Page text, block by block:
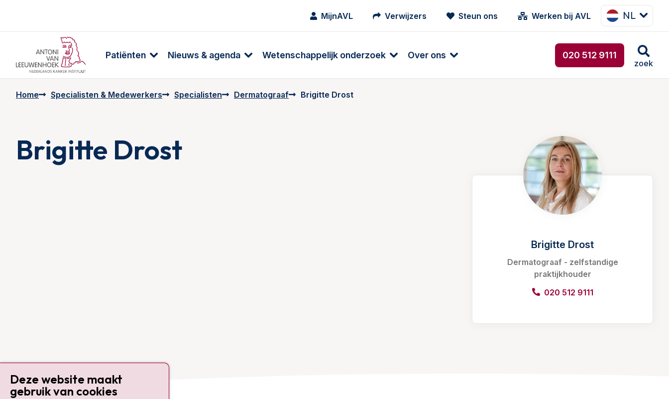
MijnAVL Verwijzers Steun ons Werken bij AVL NL
Patiënten Nieuws & agenda Wetenschappelijk onderzoek Over ons 020 512 9111
zoek
Home Specialisten & Medewerkers Specialisten Dermatograaf Brigitte Drost
Brigitte Drost
Brigitte Drost
Dermatograaf - zelfstandige
praktijkhouder
020 512 9111
Deze website maakt
gebruik van cookies